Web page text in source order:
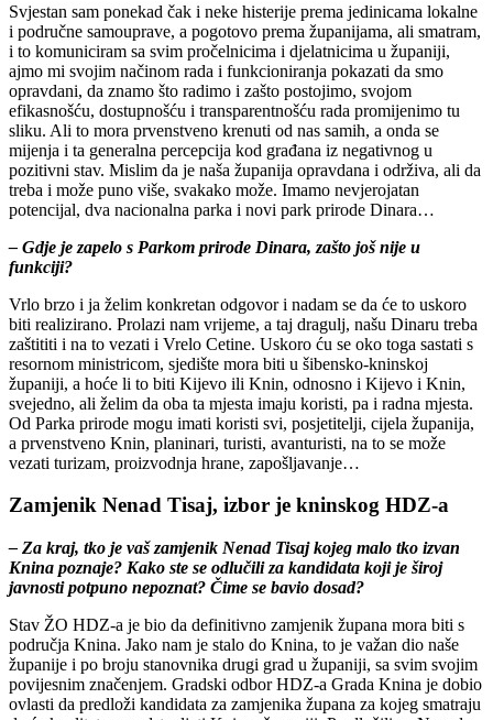
Svjestan sam ponekad čak i neke histerije prema jedinicama lokalne
i područne samouprave, a pogotovo prema županijama, ali smatram,
i to komuniciram sa svim pročelnicima i djelatnicima u županiji,
ajmo mi svojim načinom rada i funkcioniranja pokazati da smo
opravdani, da znamo što radimo i zašto postojimo, svojom
efikasnošću, dostupnošću i transparentnošću rada promijenimo tu
sliku. Ali to mora prvenstveno krenuti od nas samih, a onda se
mijenja i ta generalna percepcija kod građana iz negativnog u
pozitivni stav. Mislim da je naša županija opravdana i održiva, ali da
treba i može puno više, svakako može. Imamo nevjerojatan
potencijal, dva nacionalna parka i novi park prirode Dinara…
– Gdje je zapelo s Parkom prirode Dinara, zašto još nije u
funkciji?
Vrlo brzo i ja želim konkretan odgovor i nadam se da će to uskoro
biti realizirano. Prolazi nam vrijeme, a taj dragulj, našu Dinaru treba
zaštititi i na to vezati i Vrelo Cetine. Uskoro ću se oko toga sastati s
resornom ministricom, sjedište mora biti u šibensko-kninskoj
županiji, a hoće li to biti Kijevo ili Knin, odnosno i Kijevo i Knin,
svejedno, ali želim da oba ta mjesta imaju koristi, pa i radna mjesta.
Od Parka prirode mogu imati koristi svi, posjetitelji, cijela županija,
a prvenstveno Knin, planinari, turisti, avanturisti, na to se može
vezati turizam, proizvodnja hrane, zapošljavanje…
Zamjenik Nenad Tisaj, izbor je kninskog HDZ-a
– Za kraj, tko je vaš zamjenik Nenad Tisaj kojeg malo tko izvan
Knina poznaje? Kako ste se odlučili za kandidata koji je široj
javnosti potpuno nepoznat? Čime se bavio dosad?
Stav ŽO HDZ-a je bio da definitivno zamjenik župana mora biti s
područja Knina. Jako nam je stalo do Knina, to je važan dio naše
županije i po broju stanovnika drugi grad u županiji, sa svim svojim
povijesnim značenjem. Gradski odbor HDZ-a Grada Knina je dobio
ovlasti da predloži kandidata za zamjenika župana za kojeg smatraju